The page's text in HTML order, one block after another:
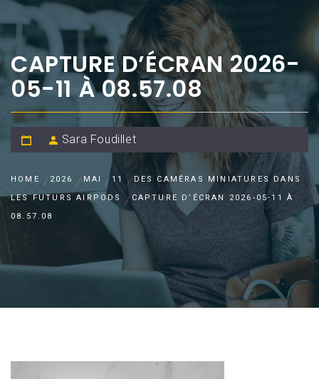
CAPTURE D’ÉCRAN 2026-
05-11 À 08.57.08
Sara Foudillet
HOME 2026 MAI 11
DES CAMÉRAS MINIATURES DANS
LES FUTURS AIRPODS
CAPTURE D’ÉCRAN 2026-05-11 À
08.57.08